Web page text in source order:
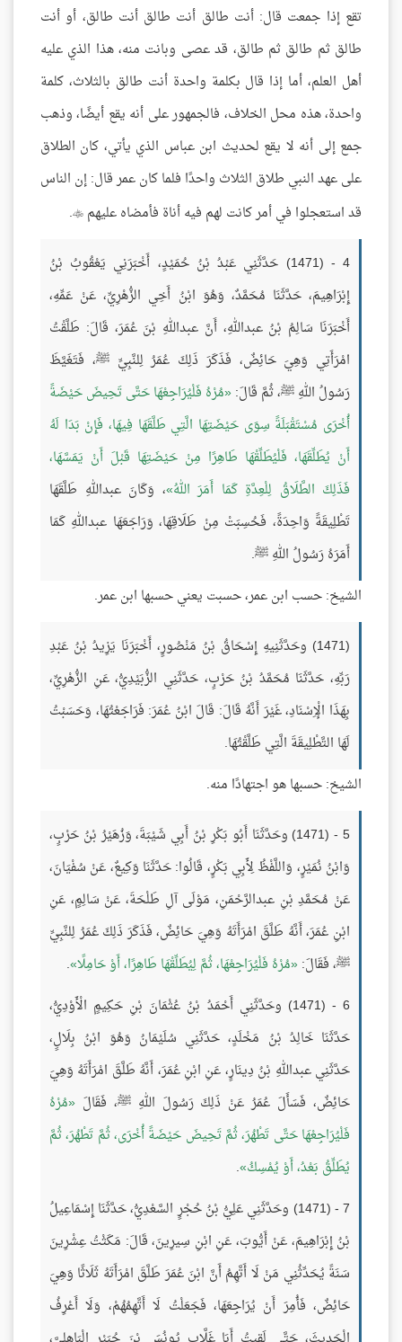
تقع إذا جمعت قال: أنت طالق أنت طالق أنت طالق، أو أنت
طالق ثم طالق ثم طالق، قد عصى وبانت منه، هذا الذي عليه
أهل العلم، أما إذا قال بكلمة واحدة أنت طالق بالثلاث، كلمة
واحدة، هذه محل الخلاف، فالجمهور على أنه يقع أيضًا، وذهب
جمع إلى أنه لا يقع لحديث ابن عباس الذي يأتي، كان الطلاق
على عهد النبي طلاق الثلاث واحدًا فلما كان عمر قال: إن الناس
قد استعجلوا في أمر كانت لهم فيه أناة فأمضاه عليهم 
.
4 - (1471) حَدَّثَنِي عَبْدُ بْنُ حُمَيْدٍ، أَخْبَرَنِي يَعْقُوبُ بْنُ
إِبْرَاهِيمَ، حَدَّثَنَا مُحَمَّدٌ، وَهُوَ ابْنُ أَخِي الزُّهْرِيِّ، عَنْ عَمِّهِ،
أَخْبَرَنَا سَالِمُ بْنُ عبداللهِ، أَنَّ عبداللهِ بْنَ عُمَرَ، قَالَ: طَلَّقْتُ
امْرَأَتِي وَهِيَ حَائِضٌ، فَذَكَرَ ذَلِكَ عُمَرُ لِلنَّبِيِّ ﷺ، فَتَغَيَّظَ
رَسُولُ اللهِ ﷺ، ثُمَّ قَالَ: مُرْهُ فَلْيُرَاجِعْهَا حَتَّى تَحِيضَ حَيْضَةً
أُخْرَى مُسْتَقْبَلَةً سِوَى حَيْضَتِهَا الَّتِي طَلَّقَهَا فِيهَا، فَإِنْ بَدَا لَهُ
أَنْ يُطَلِّقَهَا، فَلْيُطَلِّقْهَا طَاهِرًا مِنْ حَيْضَتِهَا قَبْلَ أَنْ يَمَسَّهَا،
فَذَلِكَ الطَّلَاقُ لِلْعِدَّةِ كَمَا أَمَرَ اللهُ ، وَكَانَ عبداللهِ طَلَّقَهَا
تَطْلِيقَةً وَاحِدَةً، فَحُسِبَتْ مِنْ طَلَاقِهَا، وَرَاجَعَهَا عبداللهِ كَمَا
أَمَرَهُ رَسُولُ اللهِ ﷺ.
الشيخ: حسب ابن عمر، حسبت يعني حسبها ابن عمر.
(1471) وحَدَّثَنِيهِ إِسْحَاقُ بْنُ مَنْصُورٍ، أَخْبَرَنَا يَزِيدُ بْنُ عَبْدِ
رَبِّهِ، حَدَّثَنَا مُحَمَّدُ بْنُ حَرْبٍ، حَدَّثَنِي الزُّبَيْدِيُّ، عَنِ الزُّهْرِيِّ،
بِهَذَا الْإِسْنَادِ، غَيْرَ أَنَّهُ قَالَ: قَالَ ابْنُ عُمَرَ: فَرَاجَعْتُهَا، وَحَسَبْتُ
لَهَا التَّطْلِيقَةَ الَّتِي طَلَّقْتُهَا.
الشيخ: حسبها هو اجتهادًا منه.
5 - (1471) وحَدَّثَنَا أَبُو بَكْرِ بْنُ أَبِي شَيْبَةَ، وَزُهَيْرُ بْنُ حَرْبٍ،
وَابْنُ نُمَيْرٍ، وَاللَّفْظُ لِأَبِي بَكْرٍ، قَالُوا: حَدَّثَنَا وَكِيعٌ، عَنْ سُفْيَانَ،
عَنْ مُحَمَّدِ بْنِ عبدالرَّحْمَنِ، مَوْلَى آلِ طَلْحَةَ، عَنْ سَالِمٍ، عَنِ
ابْنِ عُمَرَ، أَنَّهُ طَلَّقَ امْرَأَتَهُ وَهِيَ حَائِضٌ، فَذَكَرَ ذَلِكَ عُمَرُ لِلنَّبِيِّ
ﷺ، فَقَالَ: مُرْهُ فَلْيُرَاجِعْهَا، ثُمَّ لِيُطَلِّقْهَا طَاهِرًا، أَوْ حَامِلًا .
6 - (1471) وحَدَّثَنِي أَحْمَدُ بْنُ عُثْمَانَ بْنِ حَكِيمٍ الْأَوْدِيُّ،
حَدَّثَنَا خَالِدُ بْنُ مَخْلَدٍ، حَدَّثَنِي سُلَيْمَانُ وَهُوَ ابْنُ بِلَالٍ،
حَدَّثَنِي عبداللهِ بْنُ دِينَارٍ، عَنِ ابْنِ عُمَرَ، أَنَّهُ طَلَّقَ امْرَأَتَهُ وَهِيَ
حَائِضٌ، فَسَأَلَ عُمَرُ عَنْ ذَلِكَ رَسُولَ اللهِ ﷺ، فَقَالَ
مُرْهُ
فَلْيُرَاجِعْهَا حَتَّى تَطْهُرَ، ثُمَّ تَحِيضَ حَيْضَةً أُخْرَى، ثُمَّ تَطْهُرَ، ثُمَّ
يُطَلِّقُ بَعْدُ، أَوْ يُمْسِكُ .
7 - (1471) وحَدَّثَنِي عَلِيُّ بْنُ حُجْرٍ السَّعْدِيُّ، حَدَّثَنَا إِسْمَاعِيلُ
بْنُ إِبْرَاهِيمَ، عَنْ أَيُّوبَ، عَنِ ابْنِ سِيرِينَ، قَالَ: مَكَثْتُ عِشْرِينَ
سَنَةً يُحَدِّثُنِي مَنْ لَا أَتَّهِمُ أَنَّ ابْنَ عُمَرَ طَلَّقَ امْرَأَتَهُ ثَلَاثًا وَهِيَ
حَائِضٌ، فَأُمِرَ أَنْ يُرَاجِعَهَا، فَجَعَلْتُ لَا أَتَّهِمُهُمْ، وَلَا أَعْرِفُ